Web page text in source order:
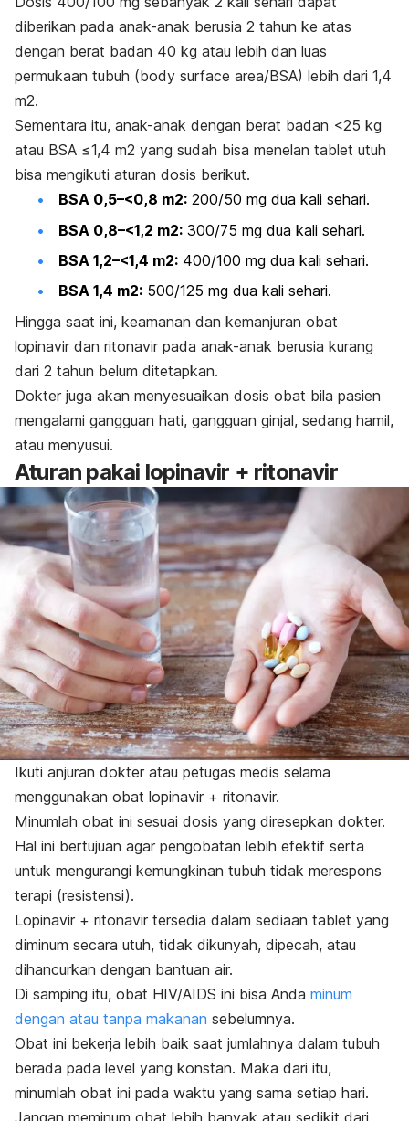
diberikan pada anak-anak berusia 2 tahun ke atas
dengan berat badan 40 kg atau lebih dan luas
permukaan tubuh (body surface area/BSA) lebih dari 1,4
m2.
Sementara itu, anak-anak dengan berat badan <25 kg
atau BSA ≤1,4 m2 yang sudah bisa menelan tablet utuh
bisa mengikuti aturan dosis berikut.
BSA 0,5–<0,8 m2: 200/50 mg dua kali sehari.
BSA 0,8–<1,2 m2: 300/75 mg dua kali sehari.
BSA 1,2–<1,4 m2: 400/100 mg dua kali sehari.
BSA 1,4 m2: 500/125 mg dua kali sehari.
Hingga saat ini, keamanan dan kemanjuran obat
lopinavir dan ritonavir pada anak-anak berusia kurang
dari 2 tahun belum ditetapkan.
Dokter juga akan menyesuaikan dosis obat bila pasien
mengalami gangguan hati, gangguan ginjal, sedang hamil,
atau menyusui.
Aturan pakai lopinavir + ritonavir
Ikuti anjuran dokter atau petugas medis selama
menggunakan obat lopinavir + ritonavir.
Minumlah obat ini sesuai dosis yang diresepkan dokter.
Hal ini bertujuan agar pengobatan lebih efektif serta
untuk mengurangi kemungkinan tubuh tidak merespons
terapi (resistensi).
Lopinavir + ritonavir tersedia dalam sediaan tablet yang
diminum secara utuh, tidak dikunyah, dipecah, atau
dihancurkan dengan bantuan air.
Di samping itu, obat HIV/AIDS ini bisa Anda minum
dengan atau tanpa makanan sebelumnya.
Obat ini bekerja lebih baik saat jumlahnya dalam tubuh
berada pada level yang konstan. Maka dari itu,
minumlah obat ini pada waktu yang sama setiap hari.
Jangan meminum obat lebih banyak atau sedikit dari